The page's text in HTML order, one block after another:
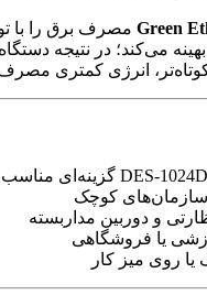
Green مصرف برق را با
می‌کند؛ در نتیجه
کوتاه‌تر، انرژی کمتری
سازمان‌های کوچک
و دوربین مداربسته
یا فروشگاهی
یا روی میز کار